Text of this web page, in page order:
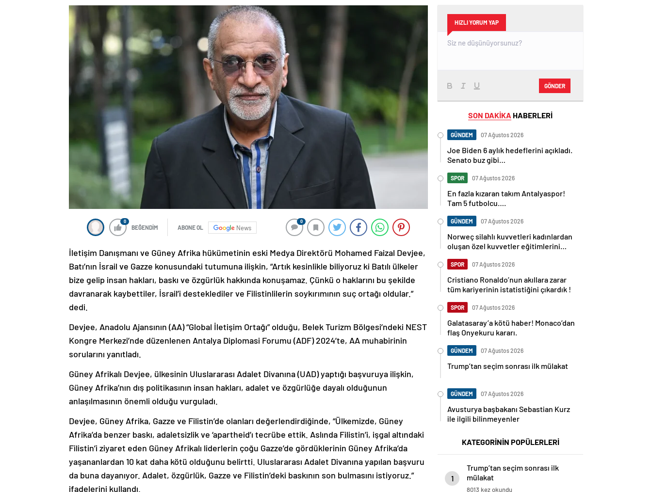
0
BEĞENDİM ABONE OL News
0
İletişim Danışmanı ve Güney Afrika hükümetinin eski Medya Direktörü Mohamed Faizal Devjee,
Batı’nın İsrail ve Gazze konusundaki tutumuna ilişkin, “Artık kesinlikle biliyoruz ki Batılı ülkeler
bize gelip insan hakları, baskı ve özgürlük hakkında konuşamaz. Çünkü o haklarını bu şekilde
davranarak kaybettiler, İsrail’i desteklediler ve Filistinlilerin soykırımının suç ortağı oldular.”
dedi.
Devjee, Anadolu Ajansının (AA) “Global İletişim Ortağı” olduğu, Belek Turizm Bölgesi’ndeki NEST
Kongre Merkezi’nde düzenlenen Antalya Diplomasi Forumu (ADF) 2024’te, AA muhabirinin
sorularını yanıtladı.
Güney Afrikalı Devjee, ülkesinin Uluslararası Adalet Divanına (UAD) yaptığı başvuruya ilişkin,
Güney Afrika’nın dış politikasının insan hakları, adalet ve özgürlüğe dayalı olduğunun
anlaşılmasının önemli olduğu vurguladı.
Devjee, Güney Afrika, Gazze ve Filistin’de olanları değerlendirdiğinde, “Ülkemizde, Güney
Afrika’da benzer baskı, adaletsizlik ve ‘apartheid’ı tecrübe ettik. Aslında Filistin’i, işgal altındaki
Filistin’i ziyaret eden Güney Afrikalı liderlerin çoğu Gazze’de gördüklerinin Güney Afrika’da
yaşananlardan 10 kat daha kötü olduğunu belirtti. Uluslararası Adalet Divanına yapılan başvuru
da buna dayanıyor. Adalet, özgürlük, Gazze ve Filistin’deki baskının son bulmasını istiyoruz.”
ifadelerini kullandı.
HIZLI YORUM YAP
GÖNDER
SON DAKİKA HABERLERİ
GÜNDEM 07 Ağustos 2026
Joe Biden 6 aylık hedeflerini açıkladı.
Senato buz gibi…
SPOR 07 Ağustos 2026
En fazla kızaran takım Antalyaspor!
Tam 5 futbolcu….
GÜNDEM 07 Ağustos 2026
Norweç silahlı kuvvetleri kadınlardan
oluşan özel kuvvetler eğitimlerini
SPOR 07 Ağustos 2026
Cristiano Ronaldo’nun akıllara zarar
tüm kariyerinin istatistiğini çıkardık !
SPOR 07 Ağustos 2026
Galatasaray’a kötü haber! Monaco’dan
flaş Onyekuru kararı.
GÜNDEM 07 Ağustos 2026
Trump’tan seçim sonrası ilk mülakat
GÜNDEM 07 Ağustos 2026
Avusturya başbakanı Sebastian Kurz
ile ilgili bilinmeyenler
KATEGORİNİN POPÜLERLERİ
1
Trump’tan seçim sonrası ilk
mülakat
8013 kez okundu